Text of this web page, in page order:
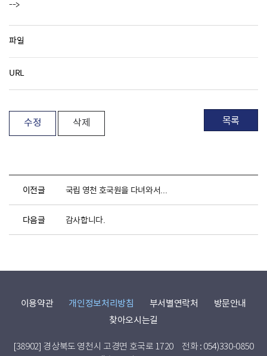
-->
파일
URL
수정 삭제 목록
이전글 국립 영천 호국원을 다녀와서...
다음글 감사합니다.
이용약관 개인정보처리방침 부서별연락처
방문안내
찾아오시는길
[38902] 경상북도 영천시 고경면 호국로 1720
전화 : 054)330-0850